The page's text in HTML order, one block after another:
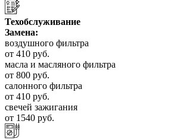
Техобслуживание
Замена:
воздушного фильтра
от 410 руб.
масла и масляного фильтра
от 800 руб.
салонного фильтра
от 410 руб.
свечей зажигания
от 1540 руб.